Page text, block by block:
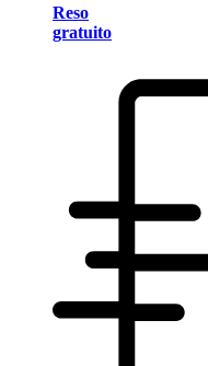
Reso
gratuito